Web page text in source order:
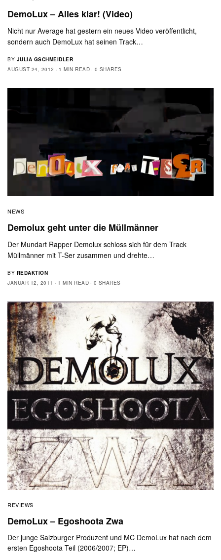
DemoLux – Alles klar! (Video)
Nicht nur Average hat gestern ein neues Video veröffentlicht,
sondern auch DemoLux hat seinen Track…
BY JULIA GSCHMEIDLER
AUGUST 24, 2012
1 MIN READ 0 SHARES
NEWS
Demolux geht unter die Müllmänner
Der Mundart Rapper Demolux schloss sich für dem Track
Müllmänner mit T-Ser zusammen und drehte…
BY REDAKTION
JANUAR 12, 2011
1 MIN READ 0 SHARES
REVIEWS
DemoLux – Egoshoota Zwa
Der junge Salzburger Produzent und MC DemoLux hat nach dem
ersten Egoshoota Teil (2006/2007; EP)…